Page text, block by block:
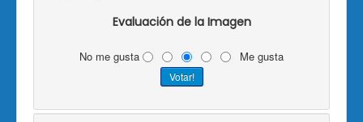
Evaluación de la Imagen
No me gusta Me gusta